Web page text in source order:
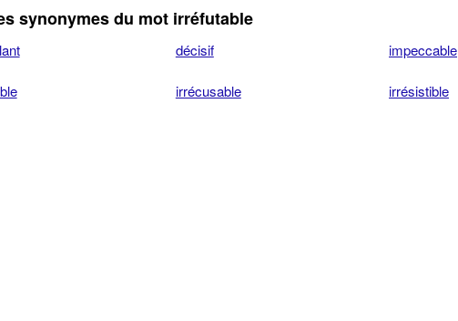
synonymes du mot irréfutable
décisif impeccable
irrécusable irrésistible